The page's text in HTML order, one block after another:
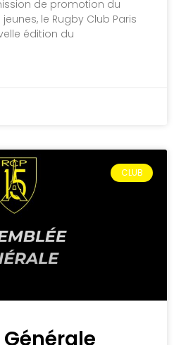
de promotion du
le Rugby Club Paris
édition du
CLUB